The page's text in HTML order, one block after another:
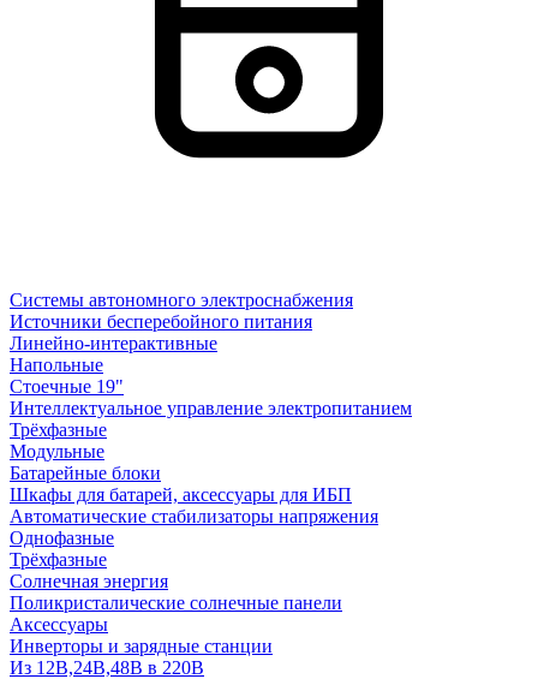
Системы автономного электроснабжения
Источники бесперебойного питания
Линейно-интерактивные
Напольные
Стоечные 19"
Интеллектуальное управление электропитанием
Трёхфазные
Модульные
Батарейные блоки
Шкафы для батарей, аксессуары для ИБП
Автоматические стабилизаторы напряжения
Однофазные
Трёхфазные
Солнечная энергия
Поликристалические солнечные панели
Аксессуары
Инверторы и зарядные станции
Из 12В,24В,48В в 220В